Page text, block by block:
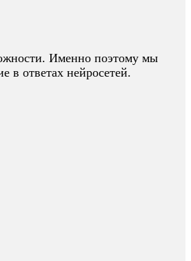
Именно поэтому мы
в ответах нейросетей.